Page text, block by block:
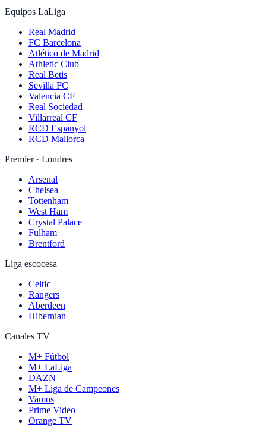
Equipos LaLiga
Real Madrid
FC Barcelona
Atlético de Madrid
Athletic Club
Real Betis
Sevilla FC
Valencia CF
Real Sociedad
Villarreal CF
RCD Espanyol
RCD Mallorca
Premier · Londres
Arsenal
Chelsea
Tottenham
West Ham
Crystal Palace
Fulham
Brentford
Liga escocesa
Celtic
Rangers
Aberdeen
Hibernian
Canales TV
M+ Fútbol
M+ LaLiga
DAZN
M+ Liga de Campeones
Vamos
Prime Video
Orange TV